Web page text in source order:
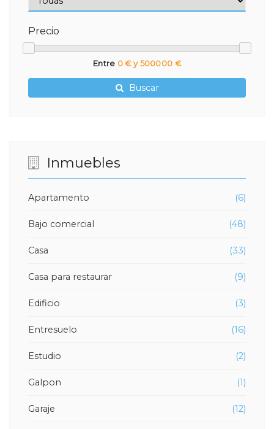
Precio
Entre 0 € y 500000 €
Buscar
Inmuebles
Apartamento (6)
Bajo comercial (48)
Casa (33)
Casa para restaurar (9)
Edificio (3)
Entresuelo (16)
Estudio (2)
Galpon (1)
Garaje (12)